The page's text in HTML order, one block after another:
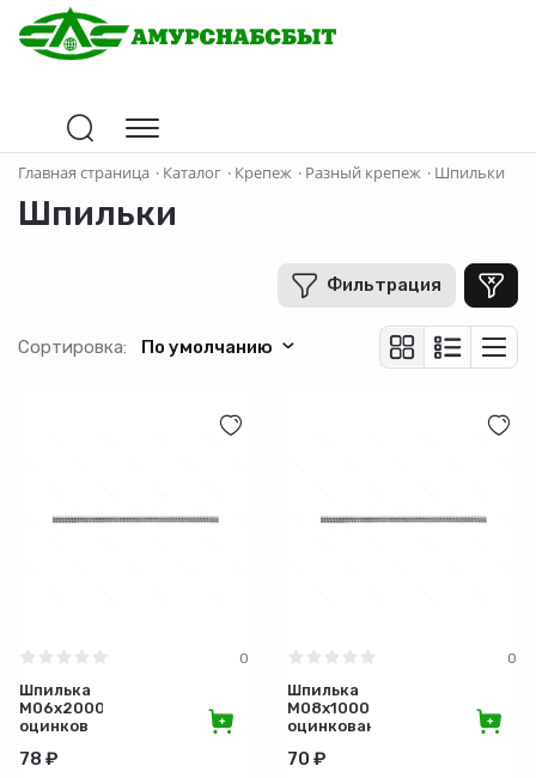
Главная страница · Каталог · Крепеж · Разный крепеж · Шпильки
Шпильки
Фильтрация
В рублях
Страна-производитель
Сортировка: По умолчанию
0
Шпилька
М06х2000
оцинков
78 ₽
0
Шпилька
М08х1000
оцинкованная
70 ₽